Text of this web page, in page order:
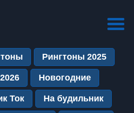
Рингтоны 2025
Новогодние
Ток На будильник